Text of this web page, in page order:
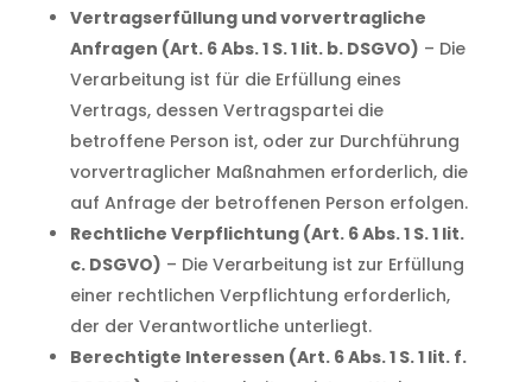
Vertragserfüllung und vorvertragliche
Anfragen (Art. 6 Abs. 1 S. 1 lit. b. DSGVO) – Die
Verarbeitung ist für die Erfüllung eines
Vertrags, dessen Vertragspartei die
betroffene Person ist, oder zur Durchführung
vorvertraglicher Maßnahmen erforderlich, die
auf Anfrage der betroffenen Person erfolgen.
Rechtliche Verpflichtung (Art. 6 Abs. 1 S. 1 lit.
c. DSGVO) – Die Verarbeitung ist zur Erfüllung
einer rechtlichen Verpflichtung erforderlich,
der der Verantwortliche unterliegt.
Berechtigte Interessen (Art. 6 Abs. 1 S. 1 lit. f.